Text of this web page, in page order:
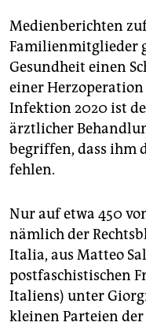
Medienberichten
Familienmitglieder
Gesundheit einen
einer Herzoperation
Infektion 2020 ist
ärztlicher
begriffen, dass ihm
fehlen.
Nur auf etwa 450
nämlich der
Italia, aus Matteo
postfaschistischen
Italiens) unter
kleinen Parteien